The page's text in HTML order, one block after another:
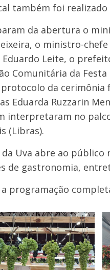
também foi
da abertura o
o ministro-
Eduardo Leite, o
Comunitária da
protocolo da cerimônia
Eduarda Ruzzarin
interpretaram no
(Libras).
da Uva abre ao público
de gastronomia,
programação